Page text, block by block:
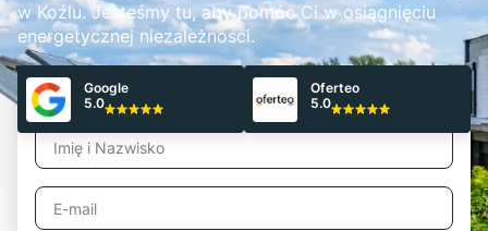
w Koźlu. Jesteśmy tu, aby pomóc Ci w osiągnięciu
energetycznej niezależności.
Google
5.0
Oferteo
5.0
Odbierz Bezpłatną wycenę!